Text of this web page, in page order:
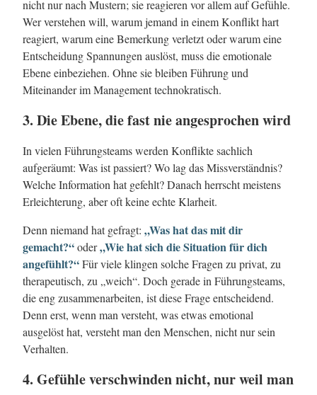
nicht nur nach Mustern; sie reagieren vor allem auf Gefühle.
Wer verstehen will, warum jemand in einem Konflikt hart
reagiert, warum eine Bemerkung verletzt oder warum eine
Entscheidung Spannungen auslöst, muss die emotionale
Ebene einbeziehen. Ohne sie bleiben Führung und
Miteinander im Management technokratisch.
3. Die Ebene, die fast nie angesprochen wird
In vielen Führungsteams werden Konflikte sachlich
aufgeräumt: Was ist passiert? Wo lag das Missverständnis?
Welche Information hat gefehlt? Danach herrscht meistens
Erleichterung, aber oft keine echte Klarheit.
Denn niemand hat gefragt: „Was hat das mit dir
gemacht?“oder„Wie hat sich die Situation für dich
angefühlt?“Für viele klingen solche Fragen zu privat, zu
therapeutisch, zu „weich“. Doch gerade in Führungsteams,
die eng zusammenarbeiten, ist diese Frage entscheidend.
Denn erst, wenn man versteht, was etwas emotional
ausgelöst hat, versteht man den Menschen, nicht nur sein
Verhalten.
4. Gefühle verschwinden nicht, nur weil man